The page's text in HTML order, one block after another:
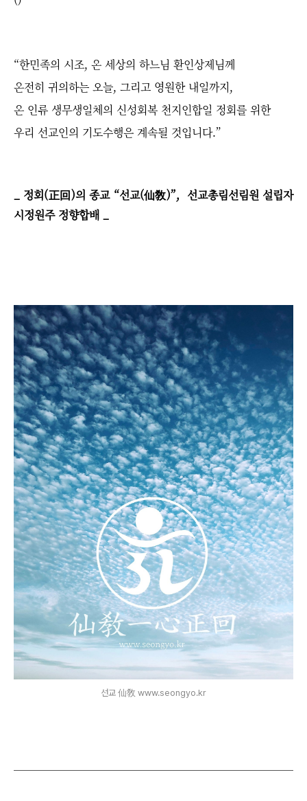
“한민족의 시조, 온 세상의 하느님 환인상제님께
온전히 귀의하는 오늘, 그리고 영원한 내일까지,
온 인류 생무생일체의 신성회복 천지인합일 정회를 위한
우리 선교인의 기도수행은 계속될 것입니다.”
_ 정회(正回)의 종교 “선교(仙敎)”, 선교총림선림원 설립자
시정원주 정향합배 _
선교 仙敎 www.seongyo.kr